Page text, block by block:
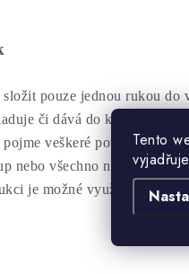
Tento
pouze jednou rukou do
či dává do kufru u auta.
veškeré potřebné věci,
nebo všechno najednou.
je možné využívat 2